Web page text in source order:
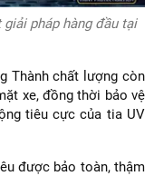
pháp hàng đầu tại
Thành chất lượng còn
xe, đồng thời bảo vệ
tiêu cực của tia UV
được bảo toàn, thậm